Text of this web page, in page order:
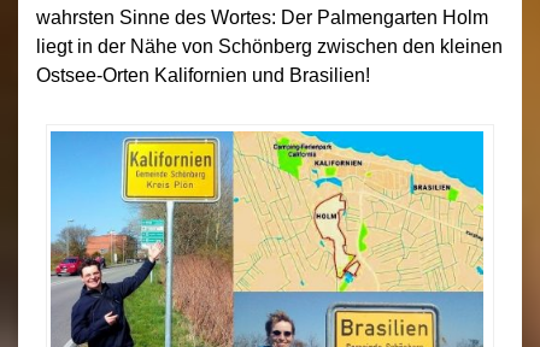
wahrsten Sinne des Wortes: Der Palmengarten Holm
liegt in der Nähe von Schönberg zwischen den kleinen
Ostsee-Orten Kalifornien und Brasilien!